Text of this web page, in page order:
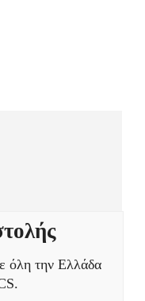
όλη την Ελλάδα